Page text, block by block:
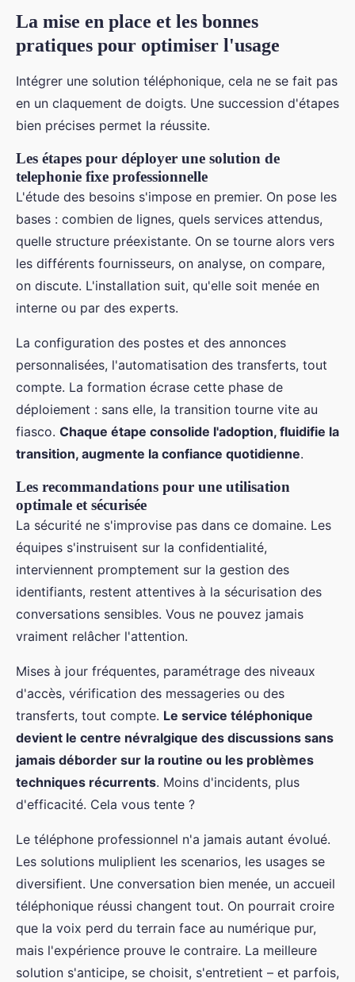
La mise en place et les bonnes
pratiques pour optimiser l'usage
Intégrer une solution téléphonique, cela ne se fait pas
en un claquement de doigts. Une succession d'étapes
bien précises permet la réussite.
Les étapes pour déployer une solution de
telephonie fixe professionnelle
L'étude des besoins s'impose en premier. On pose les
bases : combien de lignes, quels services attendus,
quelle structure préexistante. On se tourne alors vers
les différents fournisseurs, on analyse, on compare,
on discute. L'installation suit, qu'elle soit menée en
interne ou par des experts.
La configuration des postes et des annonces
personnalisées, l'automatisation des transferts, tout
compte. La formation écrase cette phase de
déploiement : sans elle, la transition tourne vite au
fiasco. Chaque étape consolide l'adoption, fluidifie la
transition, augmente la confiance quotidienne.
Les recommandations pour une utilisation
optimale et sécurisée
La sécurité ne s'improvise pas dans ce domaine. Les
équipes s'instruisent sur la confidentialité,
interviennent promptement sur la gestion des
identifiants, restent attentives à la sécurisation des
conversations sensibles. Vous ne pouvez jamais
vraiment relâcher l'attention.
Mises à jour fréquentes, paramétrage des niveaux
d'accès, vérification des messageries ou des
transferts, tout compte. Le service téléphonique
devient le centre névralgique des discussions sans
jamais déborder sur la routine ou les problèmes
techniques récurrents. Moins d'incidents, plus
d'efficacité. Cela vous tente ?
Le téléphone professionnel n'a jamais autant évolué.
Les solutions muliplient les scenarios, les usages se
diversifient. Une conversation bien menée, un accueil
téléphonique réussi changent tout. On pourrait croire
que la voix perd du terrain face au numérique pur,
mais l'expérience prouve le contraire. La meilleure
solution s'anticipe, se choisit, s'entretient – et parfois,